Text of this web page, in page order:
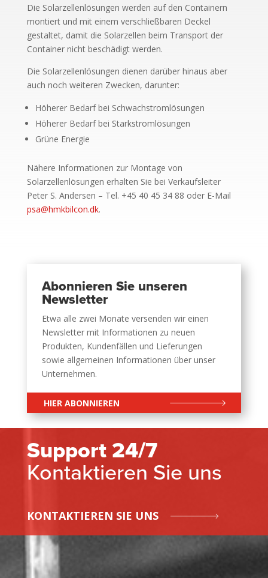
Die Solarzellenlösungen werden auf den Containern
montiert und mit einem verschließbaren Deckel
gestaltet, damit die Solarzellen beim Transport der
Container nicht beschädigt werden.
Die Solarzellenlösungen dienen darüber hinaus aber
auch noch weiteren Zwecken, darunter:
Höherer Bedarf bei Schwachstromlösungen
Höherer Bedarf bei Starkstromlösungen
Grüne Energie
Nähere Informationen zur Montage von
Solarzellenlösungen erhalten Sie bei Verkaufsleiter
Peter S. Andersen – Tel. +45 40 45 34 88 oder E-Mail
psa@hmkbilcon.dk.
Abonnieren Sie unseren
Newsletter
Etwa alle zwei Monate versenden wir einen
Newsletter mit Informationen zu neuen
Produkten, Kundenfällen und Lieferungen
sowie allgemeinen Informationen über unser
Unternehmen.
HIER ABONNIEREN
Support 24/7
Kontaktieren Sie uns
KONTAKTIEREN SIE UNS